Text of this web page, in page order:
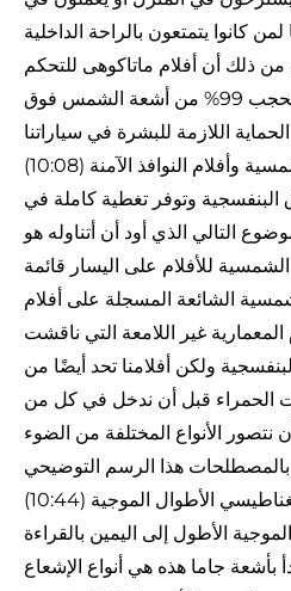
كانوا يتمتعون بالراحة الداخلية
من ذلك أن أفلام ماتاكوهى للتحكم
الشمسي في النوافذ تحجب 99% من أشعة الشمس فوق
اللازمة للبشرة في سياراتنا
(10:08) أفلام التحكم في الطاقة الشمسية وأفلام النوافذ الآمنة
وتوفر تغطية كاملة في
التالي الذي أود أن أتناوله هو
للأفلام على اليسار قائمة
الشائعة المسجلة على أفلام
غير اللامعة التي ناقشت
ولكن أفلامنا تحد أيضًا من
الحمراء قبل أن ندخل في كل من
الأنواع المختلفة من الضوء
هذا الرسم التوضيحي
(10:44) يحدد كرة الطيف الكهرومغناطيسي الأطوال الموجية
الأطول إلى اليمين بالقراءة
بأشعة جاما هذه هي أنواع الإشعاع